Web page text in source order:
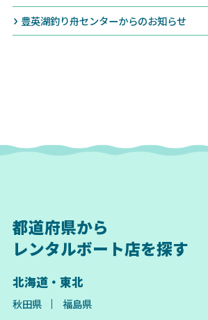
豊英湖釣り舟センターからのお知らせ
都道府県から
レンタルボート店を探す
北海道・東北
秋田県 福島県